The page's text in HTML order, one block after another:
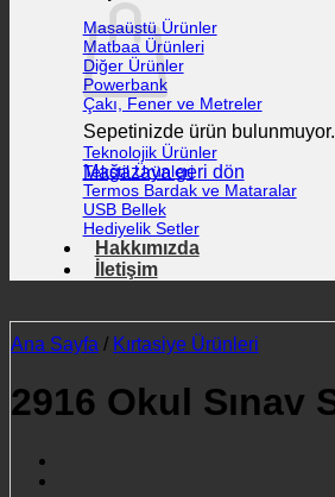
Sepetinizde ürün bulunmuyor.
Mağazaya geri dön
Masaüstü Ürünler
Matbaa Ürünleri
Diğer Ürünler
Powerbank
Çakı, Fener ve Metreler
Teknolojik Ürünler
Tekstil Ürünleri
Termos Bardak ve Mataralar
USB Bellek
Hediyelik Setler
Hakkımızda
İletişim
Ana Sayfa / Kırtasiye Ürünleri
2916 Okul Sınav